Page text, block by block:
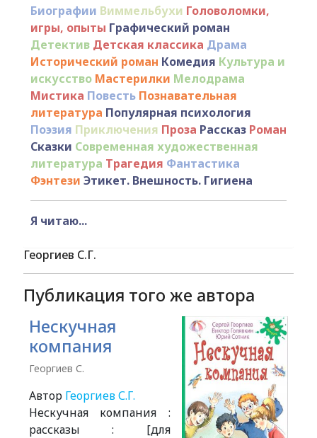
Биографии Виммельбухи Головоломки,
игры, опыты Графический роман
Детектив Детская классика Драма
Исторический роман Комедия Культура и
искусство Мастерилки Мелодрама
Мистика Повесть Познавательная
литература Популярная психология
Поэзия Приключения Проза Рассказ Роман
Сказки Современная художественная
литература Трагедия Фантастика
Фэнтези Этикет. Внешность. Гигиена
Я читаю...
Георгиев С.Г.
Публикация того же автора
Нескучная
компания
Георгиев С.
Автор Георгиев С.Г.
Нескучная компания :
рассказы : [для